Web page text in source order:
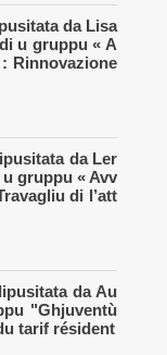
da Lisa
u gruppu « A
Rinnovazione
da Ler
gruppu « Avv
di l’att
da Au
"Ghjuventù
tarif résident